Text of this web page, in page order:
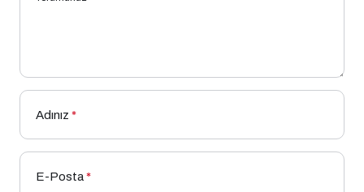
Adınız *
E-Posta*